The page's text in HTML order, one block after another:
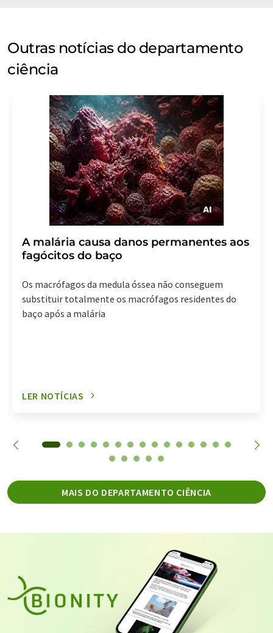
Outras notícias do departamento
ciência
A malária causa danos permanentes aos
fagócitos do baço
Os macrófagos da medula óssea não conseguem
substituir totalmente os macrófagos residentes do
baço após a malária
LER NOTÍCIAS
MAIS DO DEPARTAMENTO CIÊNCIA